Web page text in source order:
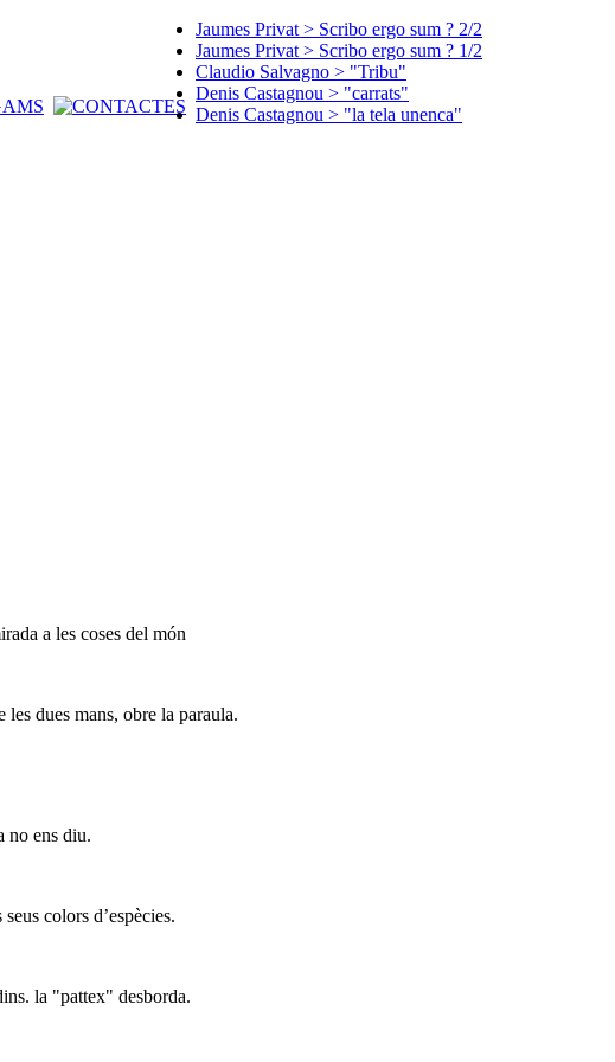
Jaumes Privat > Scribo ergo sum ? 2/2
Jaumes Privat > Scribo ergo sum ? 1/2
Claudio Salvagno > "Tribu"
Denis Castagnou > "carrats"
Denis Castagnou > "la tela unenca"
a les coses del món
dues mans, obre la paraula.
no ens diu.
colors d’espècies.
la "pattex" desborda.